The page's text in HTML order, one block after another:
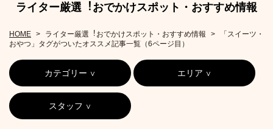
ライター厳選︕おでかけスポット・おすすめ情報
HOME ライター厳選︕おでかけスポット・おすすめ情報
「スイーツ・
おやつ」タグがついたオススメ記事一覧（6ページ目）
カテゴリー エリア
スタッフ